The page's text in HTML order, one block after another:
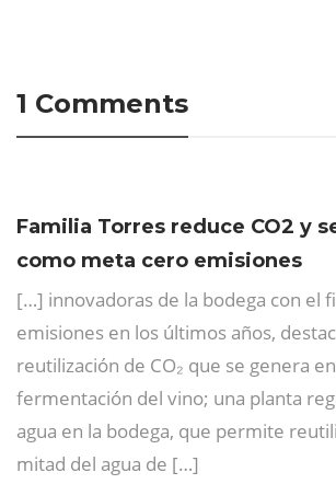
1 Comments
Familia Torres reduce CO2 y
como meta cero emisiones
[…] innovadoras de la bodega con el
emisiones en los últimos años,
reutilización de CO₂ que se genera
fermentación del vino; una planta
agua en la bodega, que permite
mitad del agua de […]